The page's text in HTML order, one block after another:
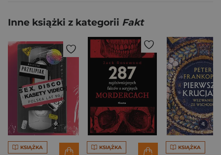
Inne książki z kategorii Fakt
KSIĄŻKA KSIĄŻKA KSIĄŻKA